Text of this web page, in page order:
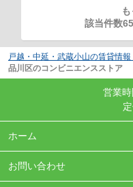
該当件数
戸越・中延・武蔵小山の賃貸情
品川区のコンビニエンスストア
営業
ホーム
お問い合わせ